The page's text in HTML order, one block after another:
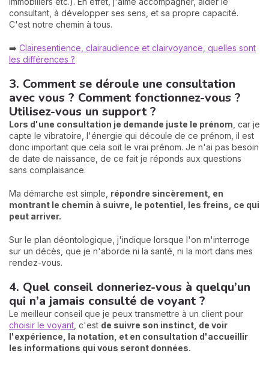
consultant, à développer ses sens, et sa propre capacité.
C'est notre chemin à tous.
➡️ Clairesentience, clairaudience et clairvoyance, quelles sont
les différences ?
3. Comment se déroule une consultation
avec vous ? Comment fonctionnez-vous ?
Utilisez-vous un support ?
Lors d'une consultation je demande juste le prénom , car je
capte le vibratoire, l'énergie qui découle de ce prénom, il est
donc important que cela soit le vrai prénom. Je n'ai pas besoin
de date de naissance, de ce fait je réponds aux questions
sans complaisance.
Ma démarche est simple, répondre sincèrement, en
montrant le chemin à suivre, le potentiel, les freins, ce qui
peut arriver.
Sur le plan déontologique, j'indique lorsque l'on m'interroge
sur un décès, que je n'aborde ni la santé, ni la mort dans mes
rendez-vous.
4. Quel conseil donneriez-vous à quelqu’un
qui n’a jamais consulté de voyant ?
Le meilleur conseil que je peux transmettre à un client pour
choisir le voyant , c'est de suivre son instinct, de voir
l'expérience, la notation, et en consultation d'accueillir
les informations qui vous seront données.